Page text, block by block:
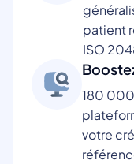
patient
ISO
180
votre